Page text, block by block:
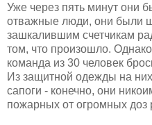
Уже через пять минут они
отважные люди, они были
зашкалившим счетчикам
том, что произошло.
команда из 30 человек
Из защитной одежды на
сапоги - конечно, они
пожарных от огромных доз